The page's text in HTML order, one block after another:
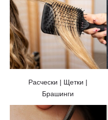
Расчески | Щетки |
Брашинги